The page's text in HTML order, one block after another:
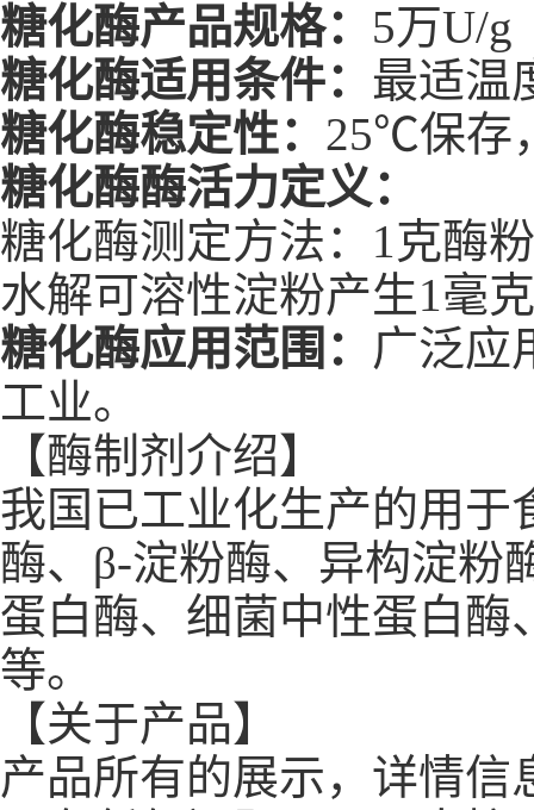
糖化酶产品规格： 5万U/g
糖化酶适用条件： 最适温
糖化酶稳定性： 25℃保存
糖化酶酶活力定义：
糖化酶测定方法：1克酶
水解可溶性淀粉产生1毫
糖化酶应用范围： 广泛应
工业。
【酶制剂介绍】
我国已工业化生产的用于
酶、β-淀粉酶、异构淀粉
蛋白酶、细菌中性蛋白酶
等。
【关于产品】
产品所有的展示，详情